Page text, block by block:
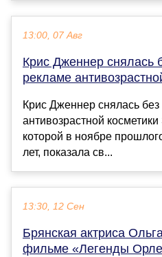
13:00, 07 Авг
Крис Дженнер снялась
рекламе
Крис Дженнер снялась
антивозрастной
которой в ноябре
лет, показала св...
13:30, 12 Сен
Брянская актриса
фильме «Легенды